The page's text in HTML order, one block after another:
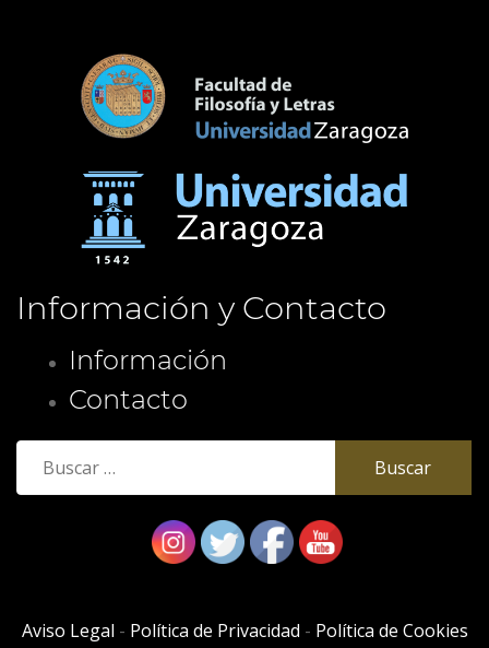
Información y Contacto
Información
Contacto
Buscar:
Aviso Legal - Política de Privacidad - Política de Cookies